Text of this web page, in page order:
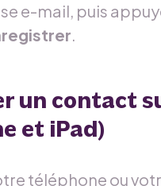
e-mail, puis
.
un contact
et iPad)
téléphone ou